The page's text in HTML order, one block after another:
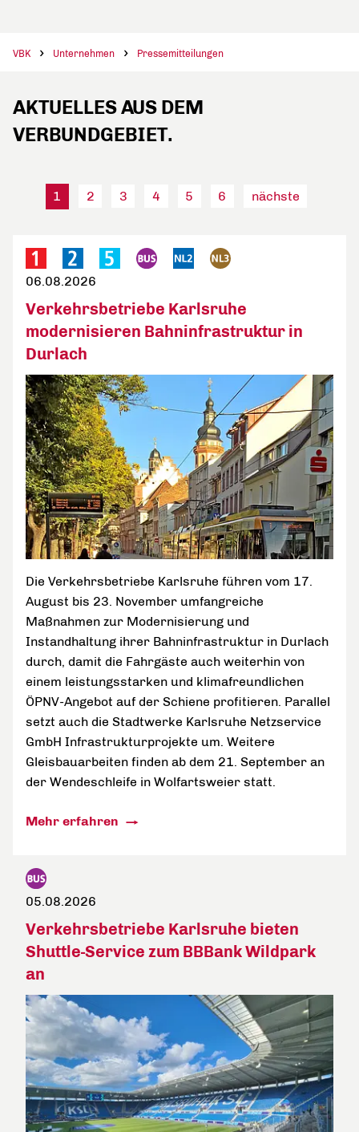
VBK Unternehmen Pressemitteilungen
AKTUELLES AUS DEM
VERBUNDGEBIET.
1 2 3 4 5 6 nächste
06.08.2026
Verkehrsbetriebe Karlsruhe
modernisieren Bahninfrastruktur in
Durlach
Die Verkehrsbetriebe Karlsruhe führen vom 17.
August bis 23. November umfangreiche
Maßnahmen zur Modernisierung und
Instandhaltung ihrer Bahninfrastruktur in Durlach
durch, damit die Fahrgäste auch weiterhin von
einem leistungsstarken und klimafreundlichen
ÖPNV-Angebot auf der Schiene profitieren. Parallel
setzt auch die Stadtwerke Karlsruhe Netzservice
GmbH Infrastrukturprojekte um. Weitere
Gleisbauarbeiten finden ab dem 21. September an
der Wendeschleife in Wolfartsweier statt.
Mehr erfahren
05.08.2026
Verkehrsbetriebe Karlsruhe bieten
Shuttle-Service zum BBBank Wildpark
an